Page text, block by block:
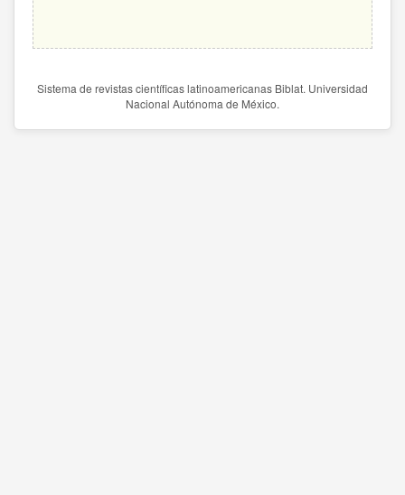
Sistema de revistas científicas latinoamericanas Biblat. Universidad
Nacional Autónoma de México.